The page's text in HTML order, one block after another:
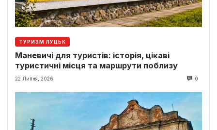
ТУРИЗМ ЛУЦЬК
Маневичі для туристів: історія, цікаві
туристичні місця та маршрути поблизу
22 Липня, 2026 0